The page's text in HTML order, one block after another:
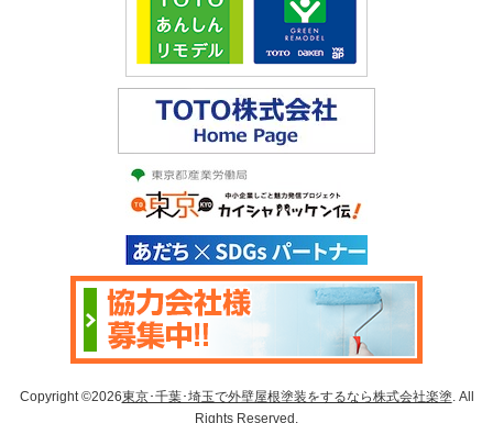
Copyright ©2026東京･千葉･埼玉で外壁屋根塗装をするなら株式会社楽塗 . All
Rights Reserved.